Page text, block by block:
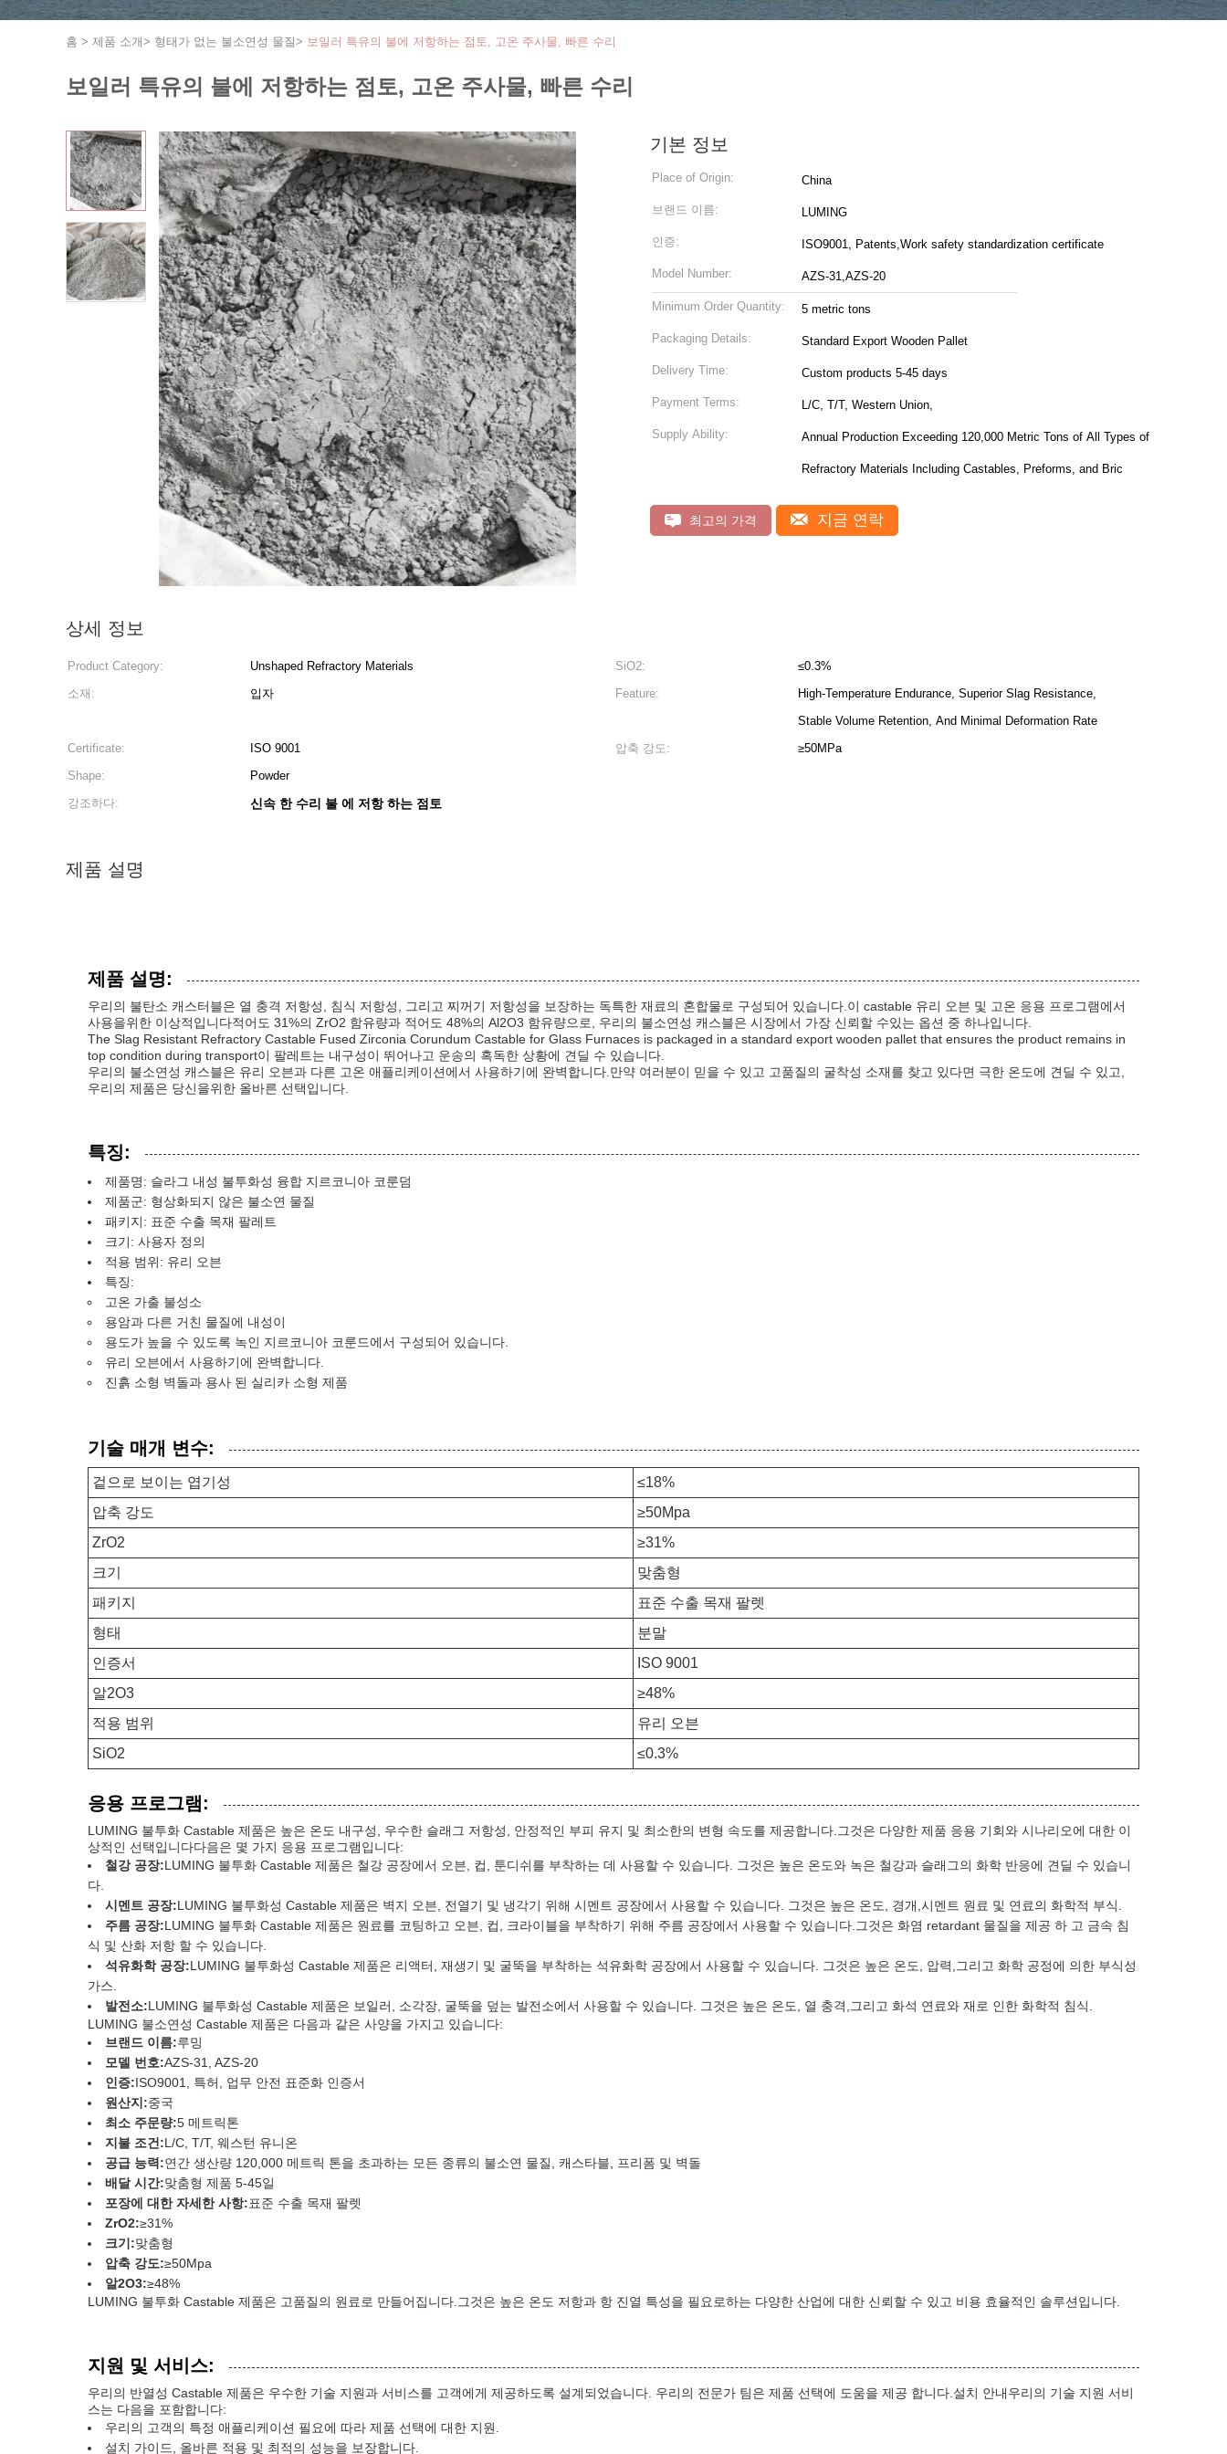
홈 > 제품 소개> 형태가 없는 불소연성 물질> 보일러 특유의 불에 저항하는 점토, 고온 주사물, 빠른 수리
보일러 특유의 불에 저항하는 점토, 고온 주사물, 빠른 수리
기본 정보
Place of Origin: China
브랜드 이름: LUMING
인증: ISO9001, Patents,Work safety standardization certificate
Model Number: AZS-31,AZS-20
Minimum Order Quantity: 5 metric tons
Packaging Details: Standard Export Wooden Pallet
Delivery Time: Custom products 5-45 days
Payment Terms: L/C, T/T, Western Union,
Supply Ability: Annual Production Exceeding 120,000 Metric Tons of All Types of
Refractory Materials Including Castables, Preforms, and Bric
최고의 가격 지금 연락
상세 정보
Product Category: Unshaped Refractory Materials SiO2:
≤0.3%
소재:
입자 Feature:
High-Temperature Endurance, Superior Slag Resistance,
Stable Volume Retention, And Minimal Deformation Rate
Certificate:
ISO 9001 압축 강도:
≥50MPa
Shape:
Powder
강조하다:
신속 한 수리 불 에 저항 하는 점토
제품 설명
제품 설명:
우리의 불탄소 캐스터블은 열 충격 저항성, 침식 저항성, 그리고 찌꺼기 저항성을 보장하는 독특한 재료의 혼합물로 구성되어 있습니다.이 castable 유리 오븐 및 고온 응용 프로그램에서
사용을위한 이상적입니다적어도 31%의 ZrO2 함유량과 적어도 48%의 Al2O3 함유량으로, 우리의 불소연성 캐스블은 시장에서 가장 신뢰할 수있는 옵션 중 하나입니다.
The Slag Resistant Refractory Castable Fused Zirconia Corundum Castable for Glass Furnaces is packaged in a standard export wooden pallet that ensures the product remains in
top condition during transport이 팔레트는 내구성이 뛰어나고 운송의 혹독한 상황에 견딜 수 있습니다.
우리의 불소연성 캐스블은 유리 오븐과 다른 고온 애플리케이션에서 사용하기에 완벽합니다.만약 여러분이 믿을 수 있고 고품질의 굴착성 소재를 찾고 있다면 극한 온도에 견딜 수 있고,
우리의 제품은 당신을위한 올바른 선택입니다.
특징:
제품명: 슬라그 내성 불투화성 융합 지르코니아 코룬덤
제품군: 형상화되지 않은 불소연 물질
패키지: 표준 수출 목재 팔레트
크기: 사용자 정의
적용 범위: 유리 오븐
특징:
고온 가출 불성소
용암과 다른 거친 물질에 내성이
용도가 높을 수 있도록 녹인 지르코니아 코룬드에서 구성되어 있습니다.
유리 오븐에서 사용하기에 완벽합니다.
진흙 소형 벽돌과 용사 된 실리카 소형 제품
기술 매개 변수:
겉으로 보이는 엽기성
≤18%
압축 강도
≥50Mpa
ZrO2
≥31%
크기
맞춤형
패키지
표준 수출 목재 팔렛
형태
분말
인증서
ISO 9001
알2O3
≥48%
적용 범위
유리 오븐
SiO2
≤0.3%
응용 프로그램:
LUMING 불투화 Castable 제품은 높은 온도 내구성, 우수한 슬래그 저항성, 안정적인 부피 유지 및 최소한의 변형 속도를 제공합니다.그것은 다양한 제품 응용 기회와 시나리오에 대한 이
상적인 선택입니다다음은 몇 가지 응용 프로그램입니다:
철강 공장:LUMING 불투화 Castable 제품은 철강 공장에서 오븐, 컵, 툰디쉬를 부착하는 데 사용할 수 있습니다. 그것은 높은 온도와 녹은 철강과 슬래그의 화학 반응에 견딜 수 있습니
다.
시멘트 공장:LUMING 불투화성 Castable 제품은 벽지 오븐, 전열기 및 냉각기 위해 시멘트 공장에서 사용할 수 있습니다. 그것은 높은 온도, 경개,시멘트 원료 및 연료의 화학적 부식.
주름 공장:LUMING 불투화 Castable 제품은 원료를 코팅하고 오븐, 컵, 크라이블을 부착하기 위해 주름 공장에서 사용할 수 있습니다.그것은 화염 retardant 물질을 제공 하 고 금속 침
식 및 산화 저항 할 수 있습니다.
석유화학 공장:LUMING 불투화성 Castable 제품은 리액터, 재생기 및 굴뚝을 부착하는 석유화학 공장에서 사용할 수 있습니다. 그것은 높은 온도, 압력,그리고 화학 공정에 의한 부식성
가스.
발전소:LUMING 불투화성 Castable 제품은 보일러, 소각장, 굴뚝을 덮는 발전소에서 사용할 수 있습니다. 그것은 높은 온도, 열 충격,그리고 화석 연료와 재로 인한 화학적 침식.
LUMING 불소연성 Castable 제품은 다음과 같은 사양을 가지고 있습니다:
브랜드 이름:루밍
모델 번호:AZS-31, AZS-20
인증:ISO9001, 특허, 업무 안전 표준화 인증서
원산지:중국
최소 주문량:5 메트릭톤
지불 조건:L/C, T/T, 웨스턴 유니온
공급 능력:연간 생산량 120,000 메트릭 톤을 초과하는 모든 종류의 불소연 물질, 캐스타블, 프리폼 및 벽돌
배달 시간:맞춤형 제품 5-45일
포장에 대한 자세한 사항:표준 수출 목재 팔렛
ZrO2:≥31%
크기:맞춤형
압축 강도:≥50Mpa
알2O3:≥48%
LUMING 불투화 Castable 제품은 고품질의 원료로 만들어집니다.그것은 높은 온도 저항과 항 진열 특성을 필요로하는 다양한 산업에 대한 신뢰할 수 있고 비용 효율적인 솔루션입니다.
지원 및 서비스:
우리의 반열성 Castable 제품은 우수한 기술 지원과 서비스를 고객에게 제공하도록 설계되었습니다. 우리의 전문가 팀은 제품 선택에 도움을 제공 합니다.설치 안내우리의 기술 지원 서비
스는 다음을 포함합니다:
우리의 고객의 특정 애플리케이션 필요에 따라 제품 선택에 대한 지원.
설치 가이드, 올바른 적용 및 최적의 성능을 보장합니다.